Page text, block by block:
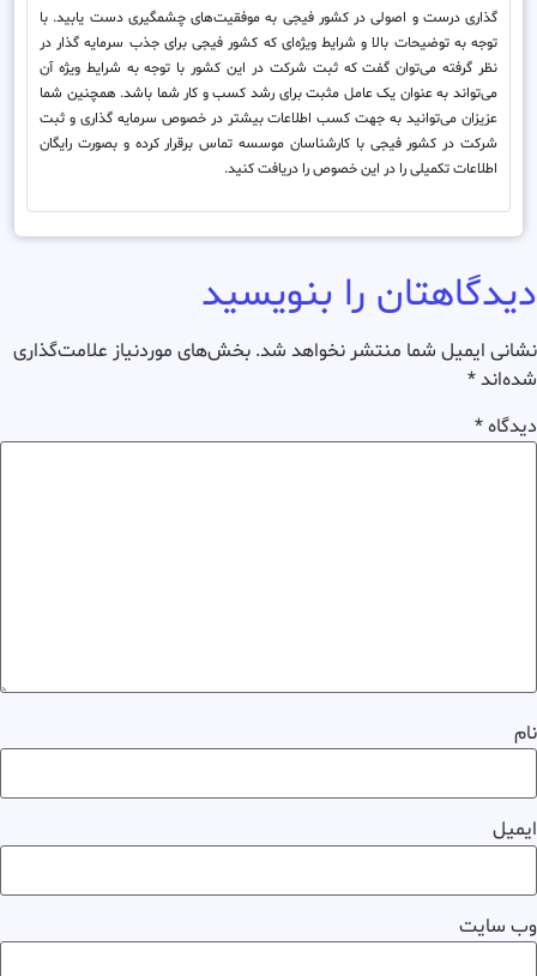
گذاری درست و اصولی در کشور فیجی به موفقیت‌های چشمگیری دست یابید. با
توجه به توضیحات بالا و شرایط ویژه‌ای که کشور فیجی برای جذب سرمایه گذار در
نظر گرفته می‌توان گفت که ثبت شرکت در این کشور با توجه به شرایط ویژه آن
می‌تواند به عنوان یک عامل مثبت برای رشد کسب و کار شما باشد. همچنین شما
عزیزان می‌توانید به جهت کسب اطلاعات بیشتر در خصوص سرمایه گذاری و ثبت
شرکت در کشور فیجی با کارشناسان موسسه تماس برقرار کرده و بصورت رایگان
اطلاعات تکمیلی را در این خصوص را دریافت کنید.
دیدگاهتان را بنویسید
نشانی ایمیل شما منتشر نخواهد شد. بخش‌های موردنیاز علامت‌گذاری
شده‌اند*
دیدگاه*
نام
ایمیل
وب‌ سایت